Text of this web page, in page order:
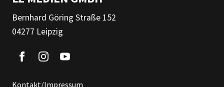
Bernhard Göring Straße 152
04277 Leipzig
Kontakt/Impressum